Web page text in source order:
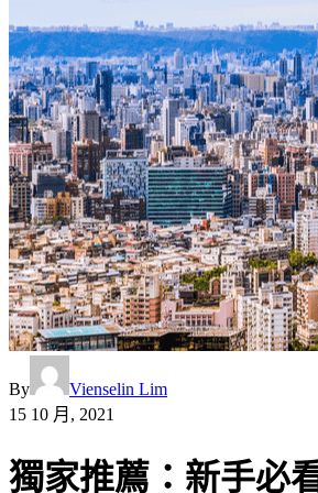
By
Vienselin Lim
15 10 月, 2021
獨家推薦：新手必